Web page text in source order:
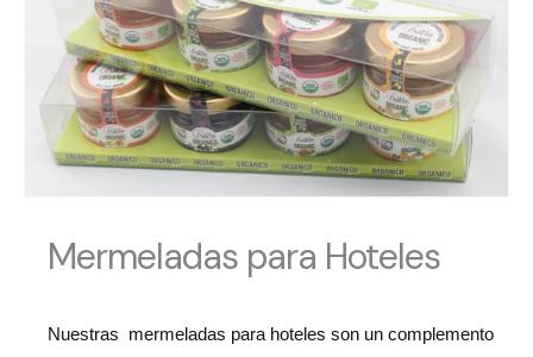
Mermeladas para Hoteles
Nuestras mermeladas para hoteles son un complemento